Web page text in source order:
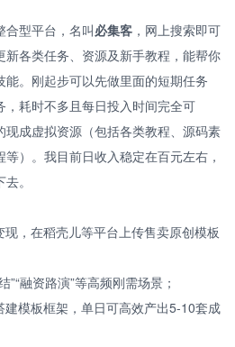
合型平台，名叫必集客 ，网上搜索即可
各类任务、资源及新手教程，能帮你
。刚起步可以先做里面的短期任务
，耗时不多且每日投入时间完全可
成虚拟资源（包括各类教程、源码素
）。我目前日收入稳定在百元左右，
。
，在稻壳儿等平台上传售卖原创模板
”“融资路演”等高频刚需场景；
模板框架，单日可高效产出5-10套成